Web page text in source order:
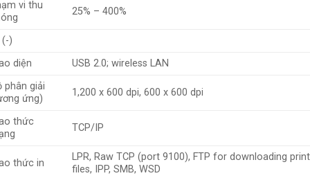
vi thu
25% – 400%
(-)
diện
USB 2.0; wireless LAN
phân giải
ứng)
1,200 x 600 dpi, 600 x 600 dpi
thức
TCP/IP
thức in
LPR, Raw TCP (port 9100), FTP for downloading print
files, IPP, SMB, WSD